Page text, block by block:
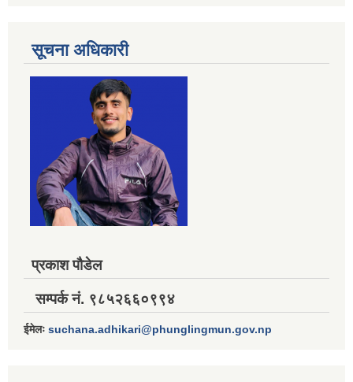
सूचना अधिकारी
प्रकाश पौडेल
सम्पर्क नं. ९८५२६६०९९४
ईमेलः suchana.adhikari@phunglingmun.gov.np